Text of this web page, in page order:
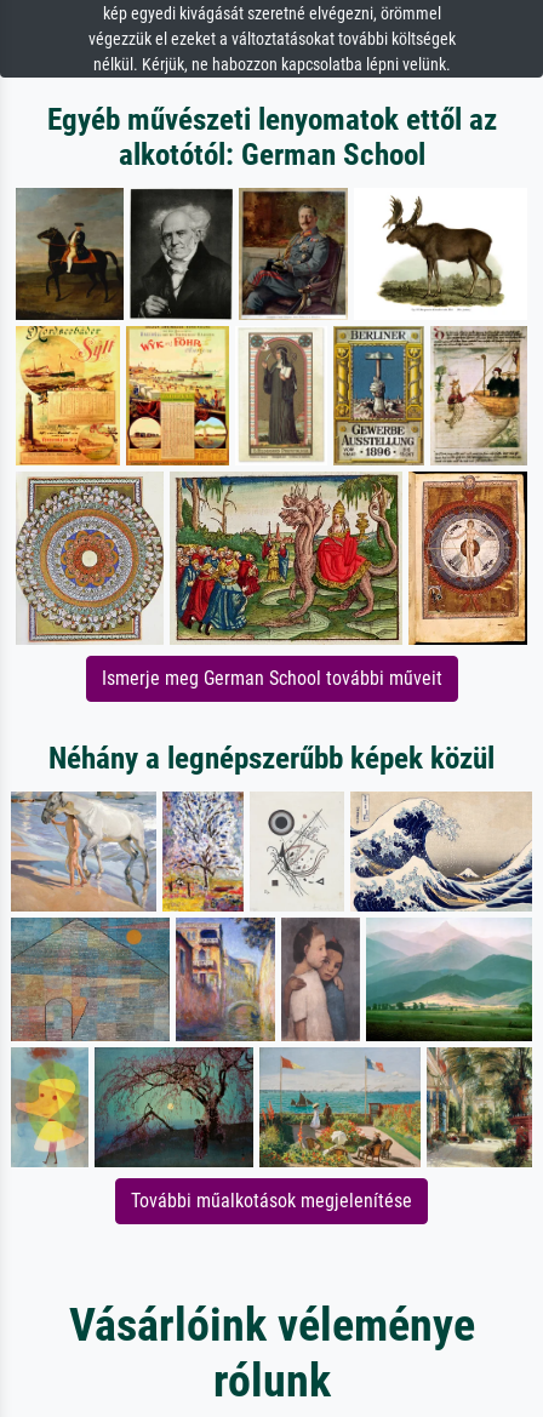
kép egyedi kivágását szeretné elvégezni, örömmel
végezzük el ezeket a változtatásokat további költségek
nélkül. Kérjük, ne habozzon kapcsolatba lépni velünk.
Egyéb művészeti lenyomatok ettől az
alkotótól: German School
Ismerje meg German School további műveit
Néhány a legnépszerűbb képek közül
További műalkotások megjelenítése
Vásárlóink véleménye
rólunk